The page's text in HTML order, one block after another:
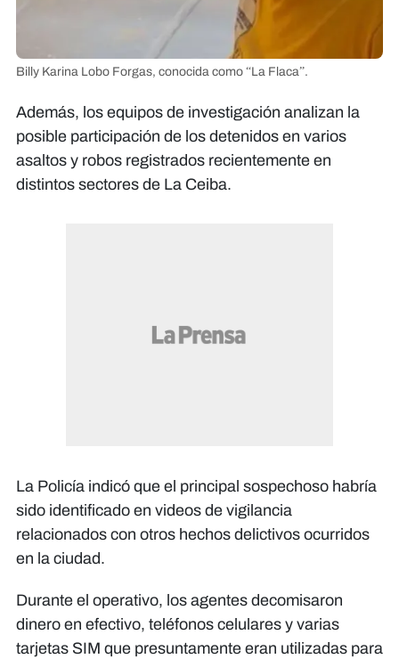
Billy Karina Lobo Forgas, conocida como “La Flaca”.
Además, los equipos de investigación analizan la
posible participación de los detenidos en varios
asaltos y robos registrados recientemente en
distintos sectores de La Ceiba.
La Policía indicó que el principal sospechoso habría
sido identificado en videos de vigilancia
relacionados con otros hechos delictivos ocurridos
en la ciudad.
Durante el operativo, los agentes decomisaron
dinero en efectivo, teléfonos celulares y varias
tarjetas SIM que presuntamente eran utilizadas para